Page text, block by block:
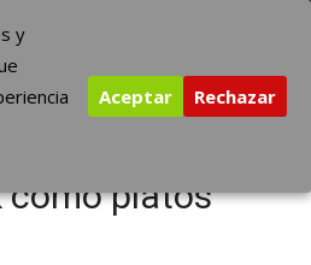
con
y el productor
como platos
y
Aceptar Rechazar